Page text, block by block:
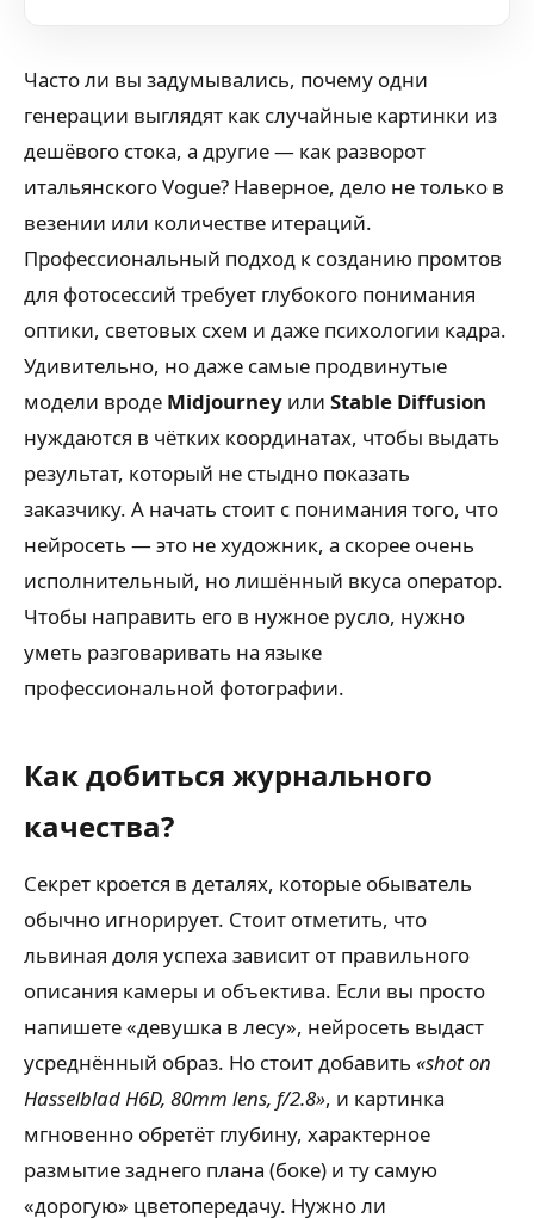
Часто ли вы задумывались, почему одни
генерации выглядят как случайные картинки из
дешёвого стока, а другие — как разворот
итальянского Vogue? Наверное, дело не только в
везении или количестве итераций.
Профессиональный подход к созданию промтов
для фотосессий требует глубокого понимания
оптики, световых схем и даже психологии кадра.
Удивительно, но даже самые продвинутые
модели вроде Midjourney или Stable Diffusion
нуждаются в чётких координатах, чтобы выдать
результат, который не стыдно показать
заказчику. А начать стоит с понимания того, что
нейросеть — это не художник, а скорее очень
исполнительный, но лишённый вкуса оператор.
Чтобы направить его в нужное русло, нужно
уметь разговаривать на языке
профессиональной фотографии.
Как добиться журнального
качества?
Секрет кроется в деталях, которые обыватель
обычно игнорирует. Стоит отметить, что
львиная доля успеха зависит от правильного
описания камеры и объектива. Если вы просто
напишете «девушка в лесу», нейросеть выдаст
усреднённый образ. Но стоит добавить «shot on
Hasselblad H6D, 80mm lens, f/2.8», и картинка
мгновенно обретёт глубину, характерное
размытие заднего плана (боке) и ту самую
«дорогую» цветопередачу. Нужно ли